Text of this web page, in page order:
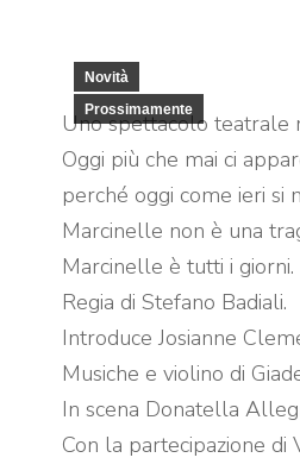
Novità
Prossimamente
Uno spettacolo teatrale
Oggi più che mai ci
perché oggi come ieri si
Marcinelle non è una
Marcinelle è tutti i giorni.
Regia di Stefano Badiali.
Introduce Josianne
Musiche e violino di
In scena Donatella
Con la partecipazione di